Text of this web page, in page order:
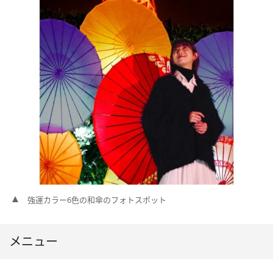
強運カラー6色の和傘のフォトスポット
メニュー